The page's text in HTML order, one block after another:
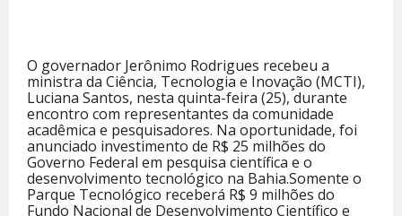
O governador Jerônimo Rodrigues recebeu a
ministra da Ciência, Tecnologia e Inovação (MCTI),
Luciana Santos, nesta quinta-feira (25), durante
encontro com representantes da comunidade
acadêmica e pesquisadores. Na oportunidade, foi
anunciado investimento de R$ 25 milhões do
Governo Federal em pesquisa científica e o
desenvolvimento tecnológico na Bahia.Somente o
Parque Tecnológico receberá R$ 9 milhões do
Fundo Nacional de Desenvolvimento Científico e